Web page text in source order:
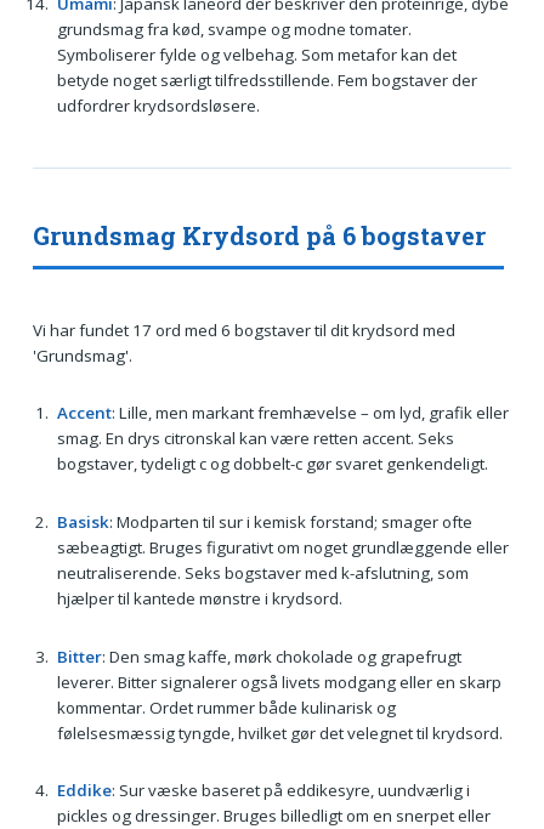
grundsmag fra kød, svampe og modne tomater.
Symboliserer fylde og velbehag. Som metafor kan det
betyde noget særligt tilfredsstillende. Fem bogstaver der
udfordrer krydsordsløsere.
Grundsmag Krydsord på 6 bogstaver
Vi har fundet 17 ord med 6 bogstaver til dit krydsord med
'Grundsmag'.
Accent: Lille, men markant fremhævelse – om lyd, grafik eller
smag. En drys citronskal kan være retten accent. Seks
bogstaver, tydeligt c og dobbelt-c gør svaret genkendeligt.
Basisk: Modparten til sur i kemisk forstand; smager ofte
sæbeagtigt. Bruges figurativt om noget grundlæggende eller
neutraliserende. Seks bogstaver med k-afslutning, som
hjælper til kantede mønstre i krydsord.
Bitter: Den smag kaffe, mørk chokolade og grapefrugt
leverer. Bitter signalerer også livets modgang eller en skarp
kommentar. Ordet rummer både kulinarisk og
følelsesmæssig tyngde, hvilket gør det velegnet til krydsord.
Eddike: Sur væske baseret på eddikesyre, uundværlig i
pickles og dressinger. Bruges billedligt om en snerpet eller